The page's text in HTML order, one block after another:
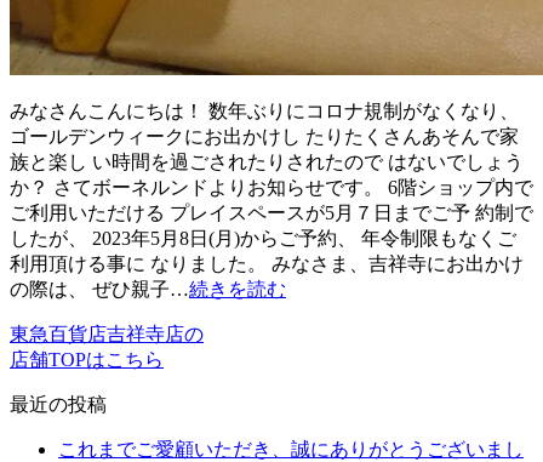
みなさんこんにちは！ 数年ぶりにコロナ規制がなくなり、
ゴールデンウィークにお出かけし たりたくさんあそんで家
族と楽し い時間を過ごされたりされたので はないでしょう
か？ さてボーネルンドよりお知らせです。 6階ショップ内で
ご利用いただける プレイスペースが5月７日までご予 約制で
したが、 2023年5月8日(月)からご予約、 年令制限もなくご
利用頂ける事に なりました。 みなさま、吉祥寺にお出かけ
の際は、 ぜひ親子…続きを読む
東急百貨店吉祥寺店の
店舗TOPはこちら
最近の投稿
これまでご愛顧いただき、誠にありがとうございまし